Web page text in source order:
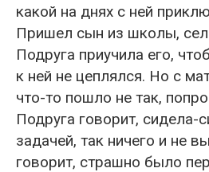
какой на днях с ней
Пришел сын из школы, сел
Подруга приучила его,
к ней не цеплялся. Но с
что-то пошло не так,
Подруга говорит, сидела-
задачей, так ничего и не
говорит, страшно было